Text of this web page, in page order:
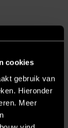
cookies
gebruik van
Hieronder
Meer